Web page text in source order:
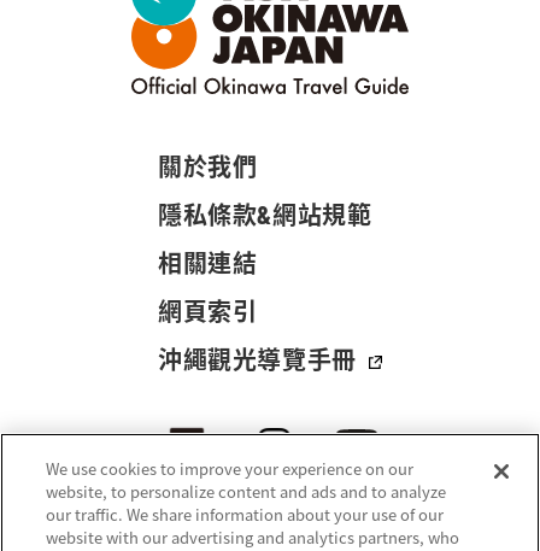
關於我們
隱私條款&網站規範
相關連結
網頁索引
沖繩觀光導覽手冊
We use cookies to improve your experience on our
website, to personalize content and ads and to analyze
our traffic. We share information about your use of our
website with our advertising and analytics partners, who